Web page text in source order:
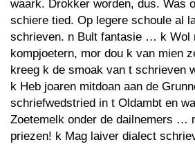
waark. Drokker worden, dus. Was
schiere tied. Op legere schoule al
schrieven. n Bult fantasie … k Wol
kompjoetern, mor dou k van mien
kreeg k de smoak van t schrieven
k Heb joaren mitdoan aan de
schriefwedstried in t Oldambt en
Zoetemelk onder de dailnemers …
priezen! k Mag laiver dialect